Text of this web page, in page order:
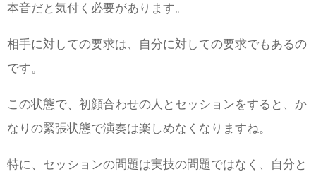
本音だと気付く必要があります。
相手に対しての要求は、自分に対しての要求でもあるの
です。
この状態で、初顔合わせの人とセッションをすると、か
なりの緊張状態で演奏は楽しめなくなりますね。
特に、セッションの問題は実技の問題ではなく、自分と